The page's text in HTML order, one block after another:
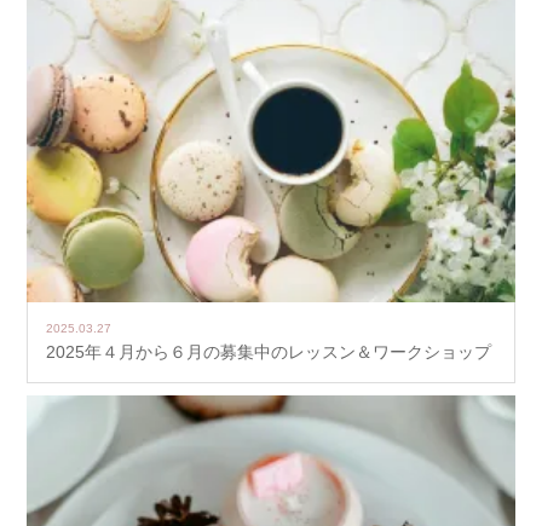
2025.03.27
2025年４月から６月の募集中のレッスン＆ワークショップ